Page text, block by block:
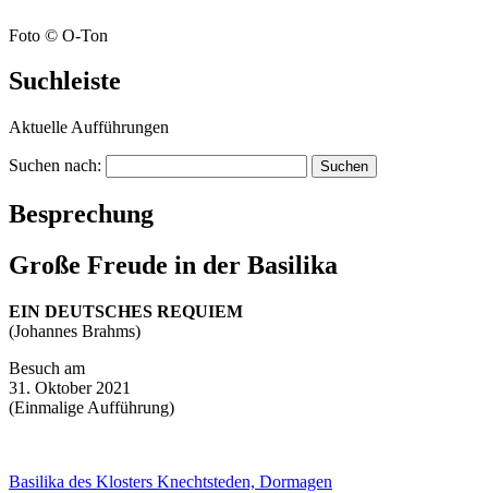
Foto © O-Ton
Suchleiste
Aktuelle Aufführungen
Suchen nach:
Besprechung
Große Freude in der Basilika
EIN DEUTSCHES REQUIEM
(Johannes Brahms)
Besuch am
31. Oktober 2021
(Einmalige Aufführung)
Basilika des Klosters Knechtsteden, Dormagen